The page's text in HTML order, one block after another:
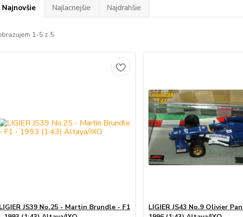
Najnovšie Najlacnejšie Najdrahšie
1-5 z 5
LIGIER JS39 No.25 - Martin Brundle - F1
LIGIER JS43 No.9 Olivier